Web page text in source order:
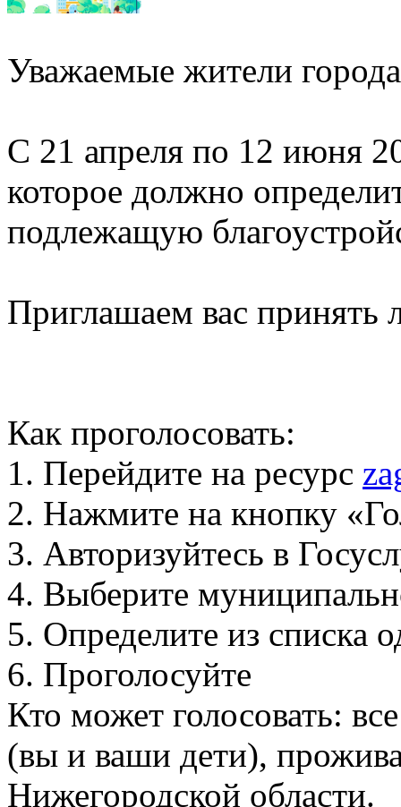
Уважаемые жители
С 21 апреля по 12 июня
которое должно
подлежащую
Приглашаем вас принять
Как проголосовать:
1. Перейдите на ресурс
2. Нажмите на кнопку
3. Авторизуйтесь в
4. Выберите
5. Определите из списка
6. Проголосуйте
Кто может голосовать:
(вы и ваши дети),
Нижегородской области.